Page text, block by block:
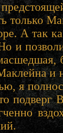
только
А так
и
и
я